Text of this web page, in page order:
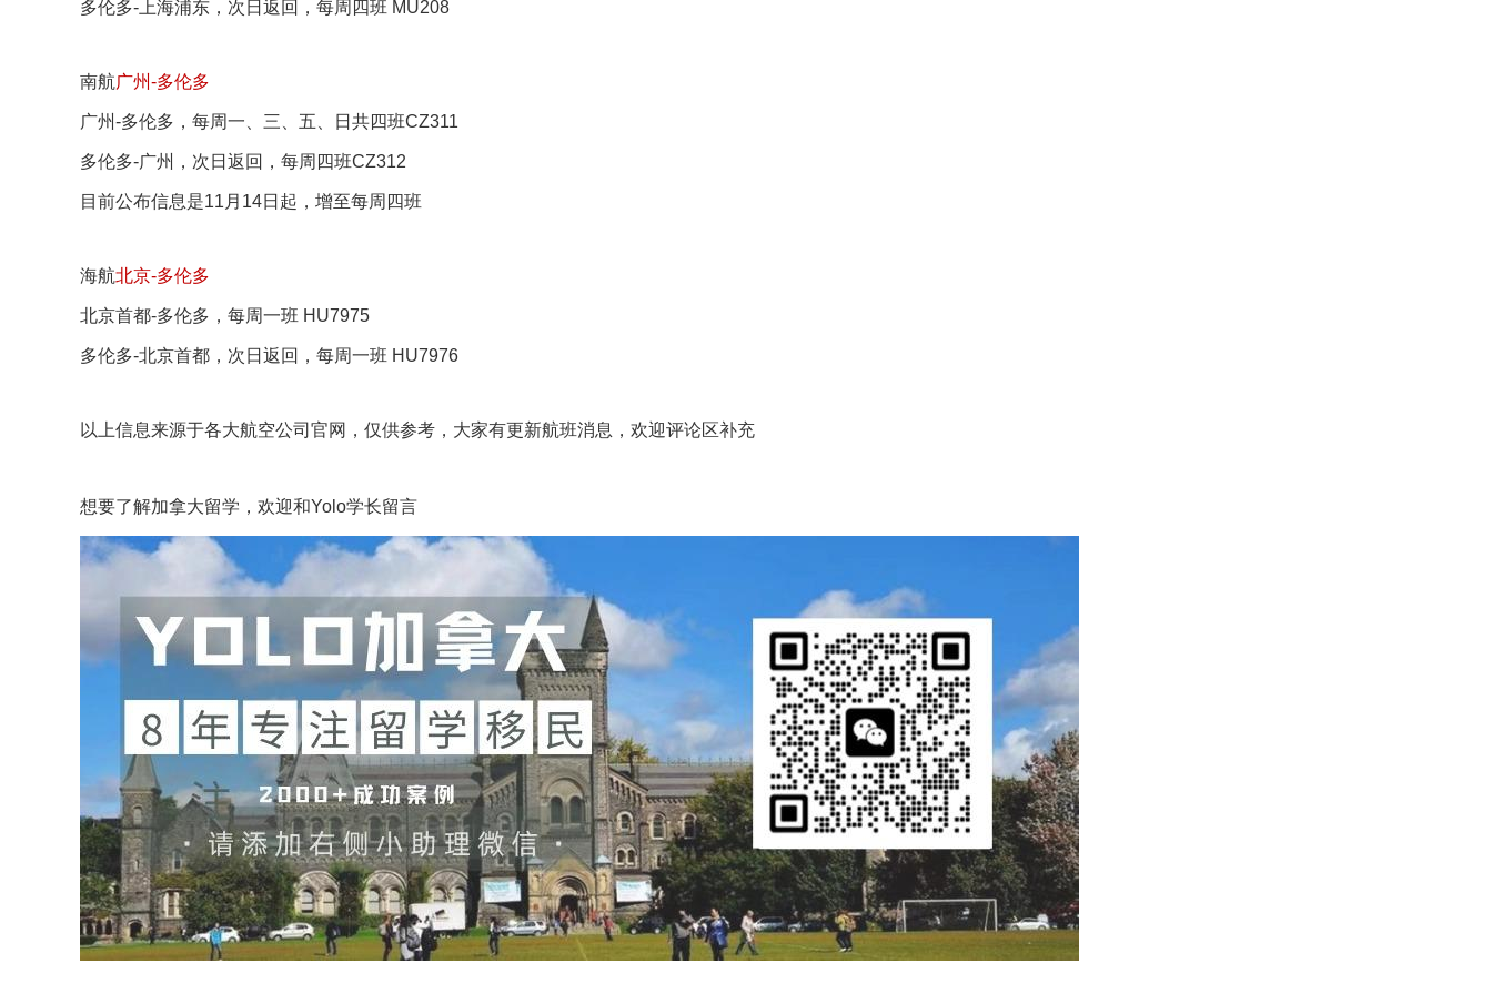
多伦多-上海浦东，次日返回，每周四班 MU208
南航广州-多伦多
广州-多伦多，每周一、三、五、日共四班CZ311
多伦多-广州，次日返回，每周四班CZ312
目前公布信息是11月14日起，增至每周四班
海航北京-多伦多
北京首都-多伦多，每周一班 HU7975
多伦多-北京首都，次日返回，每周一班 HU7976
以上信息来源于各大航空公司官网，仅供参考，大家有更新航班消息，欢迎评论区补充
想要了解加拿大留学 ，欢迎和Yolo学长留言